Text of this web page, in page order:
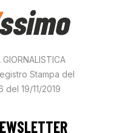
Stampa del
del 19/11/2019